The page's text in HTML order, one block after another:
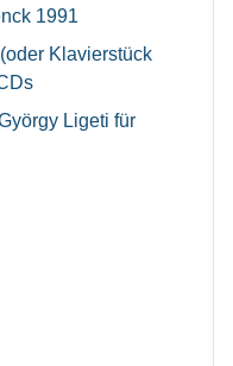
1991
Klavierstück
Ligeti für